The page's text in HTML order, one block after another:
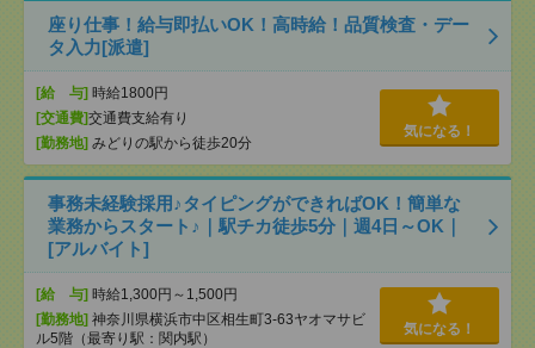
座り仕事！給与即払いOK！高時給！品質検査・デー
タ入力[派遣]
[給 与] 時給1800円
[交通費]交通費支給有り
[勤務地] みどりの駅から徒歩20分
気になる！
事務未経験採用♪タイピングができればOK！簡単な
業務からスタート♪｜駅チカ徒歩5分｜週4日～OK｜
[アルバイト]
[給 与] 時給1,300円～1,500円
[勤務地] 神奈川県横浜市中区相生町3-63ヤオマサビ
ル5階（最寄り駅：関内駅）
気になる！